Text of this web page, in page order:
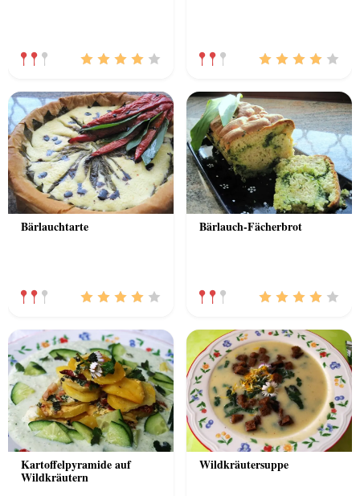
Bärlauchtarte Bärlauch-Fächerbrot
Kartoffelpyramide auf
Wildkräutern
Wildkräutersuppe